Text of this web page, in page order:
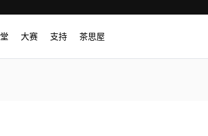
大赛 支持 茶思屋